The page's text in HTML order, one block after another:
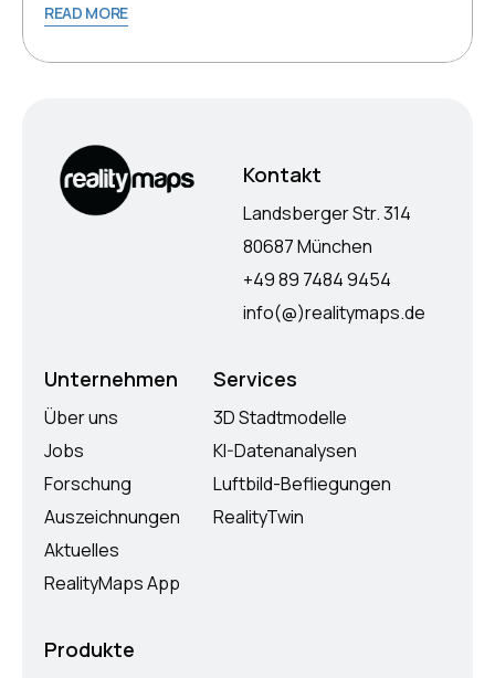
READ MORE
Kontakt
Landsberger Str. 314
80687 München
+49 89 7484 9454
info(@)realitymaps.de
Unternehmen
Über uns
Jobs
Forschung
Auszeichnungen
Aktuelles
RealityMaps App
Services
3D Stadtmodelle
KI-Datenanalysen
Luftbild-Befliegungen
RealityTwin
Produkte